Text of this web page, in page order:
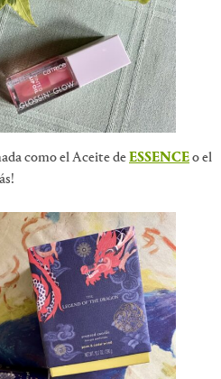
como el Aceite deESSENCEo el